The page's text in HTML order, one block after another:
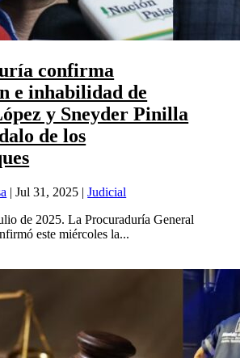
confirma
e inhabilidad de
y Sneyder Pinilla
de los
|Jul 31, 2025 |Judicial
de 2025. La Procuraduría General
este miércoles la...